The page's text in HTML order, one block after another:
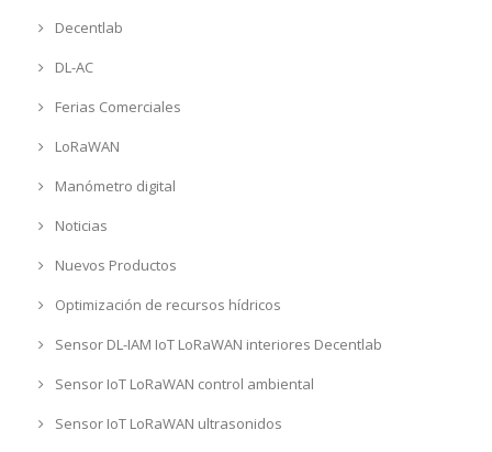
Decentlab
DL-AC
Ferias Comerciales
LoRaWAN
Manómetro digital
Noticias
Nuevos Productos
Optimización de recursos hídricos
Sensor DL-IAM IoT LoRaWAN interiores Decentlab
Sensor IoT LoRaWAN control ambiental
Sensor IoT LoRaWAN ultrasonidos